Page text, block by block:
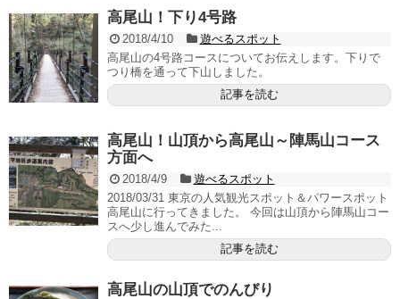
高尾山！下り4号路
2018/4/10
遊べるスポット
高尾山の4号路コースについてお伝えします。下りで
つり橋を通って下山しました。
記事を読む
高尾山！山頂から高尾山～陣馬山コース
方面へ
2018/4/9
遊べるスポット
2018/03/31 東京の人気観光スポット＆パワースポット
高尾山に行ってきました。 今回は山頂から陣馬山コー
スへ少し進んでみた...
記事を読む
高尾山の山頂でのんびり